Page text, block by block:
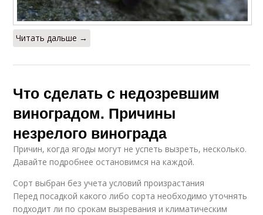
Читать дальше →
Что сделать с недозревшим
виноградом. Причины
незрелого винограда
Причин, когда ягоды могут не успеть вызреть, несколько.
Давайте подробнее остановимся на каждой.
Сорт выбран без учета условий произрастания
Перед посадкой какого либо сорта необходимо уточнять
подходит ли по срокам вызревания и климатическим